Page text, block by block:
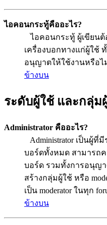
ไอคอนกระทู้คืออะไร?
ไอคอนกระทู้ ผู้เขียน
เครื่องบอกทางแก่ผู้ใช้
อนุญาตให้ใช้งานหรือไ
ข้างบน
ระดับผู้ใช้ และกลุ่ม
Administrator คืออะไร?
Administrator เป็นผู้
บอร์ดทั้งหมด สามารถ
บอร์ด รวมทั้งการอนุญา
สร้างกลุ่มผู้ใช้ หรือ
เป็น moderator ในทุก
ข้างบน